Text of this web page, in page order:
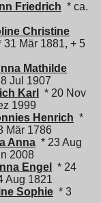
Friedrich * ca.
Christine
31 Mär 1881, + 5
Mathilde
Jul 1907
Karl
* 20 Nov
1999
Henrich *
Mär 1786
Anna * 23 Aug
2008
Engel
* 24
Aug 1821
Sophie * 3